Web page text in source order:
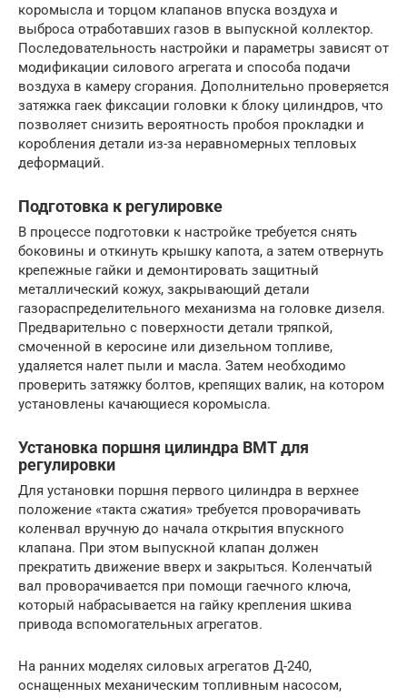
коромысла и торцом клапанов впуска воздуха и
выброса отработавших газов в выпускной коллектор.
Последовательность настройки и параметры зависят от
модификации силового агрегата и способа подачи
воздуха в камеру сгорания. Дополнительно проверяется
затяжка гаек фиксации головки к блоку цилиндров, что
позволяет снизить вероятность пробоя прокладки и
коробления детали из-за неравномерных тепловых
деформаций.
Подготовка к регулировке
В процессе подготовки к настройке требуется снять
боковины и откинуть крышку капота, а затем отвернуть
крепежные гайки и демонтировать защитный
металлический кожух, закрывающий детали
газораспределительного механизма на головке дизеля.
Предварительно с поверхности детали тряпкой,
смоченной в керосине или дизельном топливе,
удаляется налет пыли и масла. Затем необходимо
проверить затяжку болтов, крепящих валик, на котором
установлены качающиеся коромысла.
Установка поршня цилиндра ВМТ для
регулировки
Для установки поршня первого цилиндра в верхнее
положение «такта сжатия» требуется проворачивать
коленвал вручную до начала открытия впускного
клапана. При этом выпускной клапан должен
прекратить движение вверх и закрыться. Коленчатый
вал проворачивается при помощи гаечного ключа,
который набрасывается на гайку крепления шкива
привода вспомогательных агрегатов.
На ранних моделях силовых агрегатов Д-240,
оснащенных механическим топливным насосом,